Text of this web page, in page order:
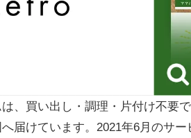
、買い出し・調理・片付け不要
届けています。2021年6月のサ